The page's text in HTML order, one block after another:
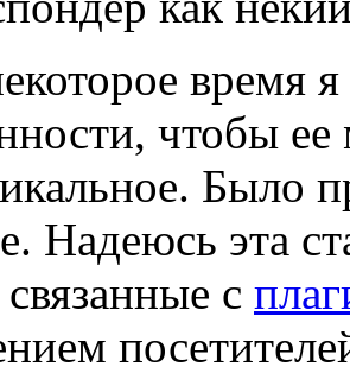
время
чтобы
Было
Надеюсь эта
с